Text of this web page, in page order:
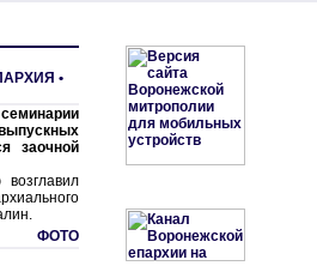
•
заочной
ФОТО